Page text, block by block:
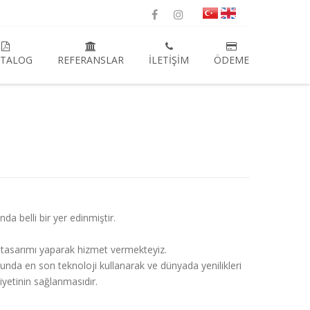
REFERANSLAR İLETIŞIM ÖDEME
belli bir yer edinmiştir.
yaparak hizmet vermekteyiz.
en son teknoloji kullanarak ve dünyada yenilikleri
sağlanmasıdır.